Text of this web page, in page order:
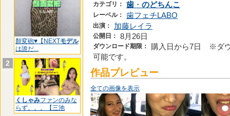
顏変砲♥【NEXTモデル
は誰だ...
2
くしゃみファンのみな
らず。。。【三池
カテゴリ： 歯 ・ のどちんこ
レーベル： 歯フェチLABO
出演： 加藤レイラ
公開日： 8月26日
ダウンロード期限：
購入日から7日 ※ダウ
可能です。
作品プレビュー
全ての画像を表示